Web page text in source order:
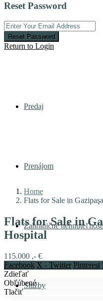
Reset Password
Reset Password
Return to Login
Predaj
Prenájom
Zahraničné
Služby
Home
Flats for Sale in
Flats for Sale in
Hospital
115.000 ,- €
Facebook X - Twitter Pinterest
Zdieľať
Obľúbené
Tlačiť